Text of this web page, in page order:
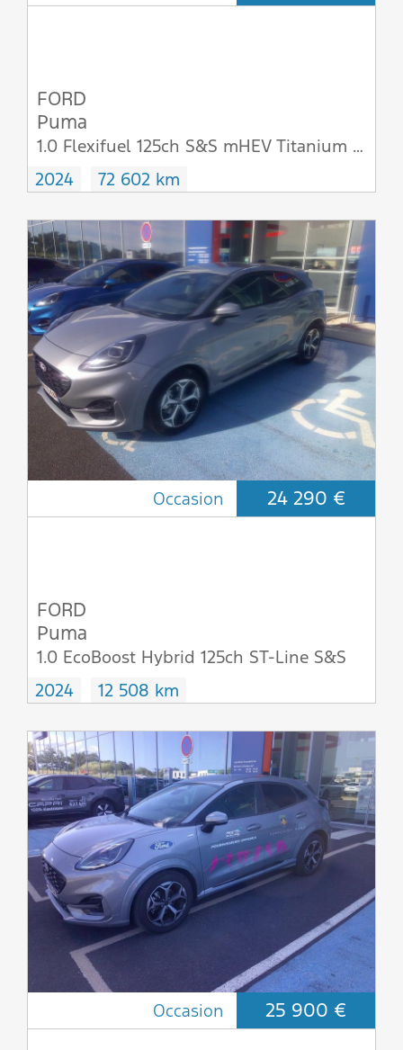
FORD
Puma
1.0 Flexifuel 125ch S&S mHEV Titanium X VU
2024
72 602 km
Occasion 24 290 €
FORD
Puma
1.0 EcoBoost Hybrid 125ch ST-Line S&S
2024
12 508 km
Occasion 25 900 €